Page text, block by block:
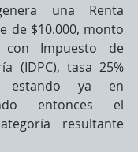
una Renta
de $10.000, monto
Impuesto de
(IDPC), tasa 25%
estando ya en
entonces el
resultante